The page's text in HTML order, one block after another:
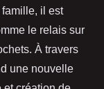
il est
le relais sur
À travers
une nouvelle